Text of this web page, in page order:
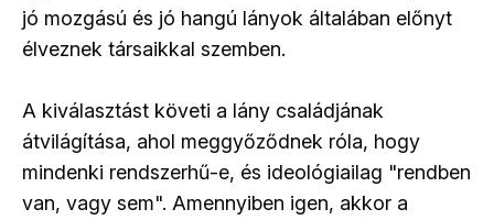
jó mozgású és jó hangú lányok általában előnyt
élveznek társaikkal szemben.
A kiválasztást követi a lány családjának
átvilágítása, ahol meggyőződnek róla, hogy
mindenki rendszerhű-e, és ideológiailag "rendben
van, vagy sem". Amennyiben igen, akkor a